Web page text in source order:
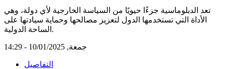
تعد الدبلوماسية جزءًا حيويًا من السياسة الخارجية لأي دولة، وهي
الأداة التي تستخدمها الدول لتعزيز مصالحها وحماية سيادتها على
الساحة الدولية.
جمعة, 10/01/2025 - 14:29
التفاصيل